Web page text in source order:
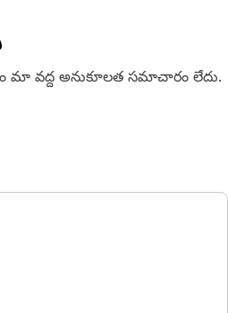
మా వద్ద అనుకూలత సమాచారం లేదు.